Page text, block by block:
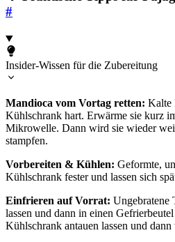
#
Insider-Wissen für die Zubereitung
Mandioca vom Vortag retten: Kalte
Kühlschrank hart. Erwärme sie kurz
Mikrowelle. Dann wird sie wieder
stampfen.
Vorbereiten & Kühlen: Geformte,
Kühlschrank fester und lassen sich
Einfrieren auf Vorrat: Ungebratene
lassen und dann in einen
Kühlschrank antauen lassen und